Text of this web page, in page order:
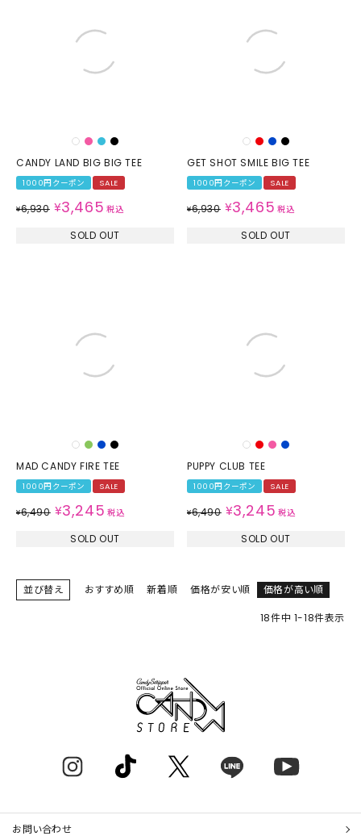
CANDY LAND BIG BIG TEE
1000円クーポン SALE
¥6,930 ¥3,465 税込
SOLD OUT
GET SHOT SMILE BIG TEE
1000円クーポン SALE
¥6,930 ¥3,465 税込
SOLD OUT
MAD CANDY FIRE TEE
1000円クーポン SALE
¥6,490 ¥3,245 税込
SOLD OUT
PUPPY CLUB TEE
1000円クーポン SALE
¥6,490 ¥3,245 税込
SOLD OUT
並び替え おすすめ順 新着順 価格が安い順 価格が高い順
18件中 1-18件表示
お問い合わせ